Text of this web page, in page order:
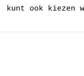
kunt ook